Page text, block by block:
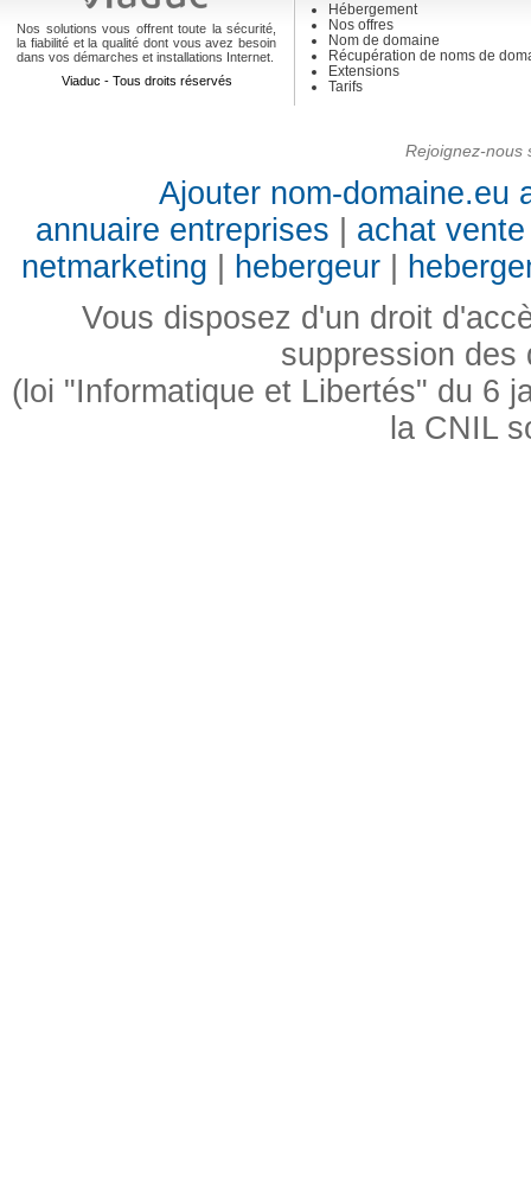
Nos solutions vous offrent toute la sécurité,
la fiabilité et la qualité dont vous avez besoin
dans vos démarches et installations Internet.
Viaduc - Tous droits réservés
Hébergement
Nos offres
Nom de domaine
Récupération de noms de
Extensions
Tarifs
Rejoignez-nous
Ajouter nom-domaine.eu
annuaire entreprises
achat
netmarketing
hebergeur
Vous disposez d'un droit
suppression des
(loi "Informatique et Libertés" du 6
la CNIL